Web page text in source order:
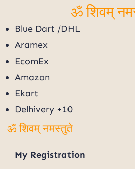
Blue Dart /DHL
Aramex
EcomEx
Amazon
Ekart
Delhivery +10
My Registration
ॐ शिवम् नमस्तुते
ॐ शिवम्